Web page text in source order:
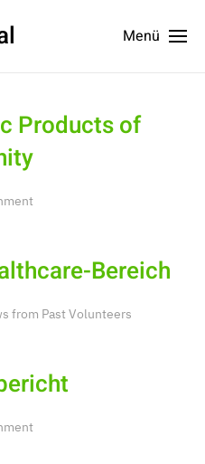
Menü
Products of
Bereich
from Past Volunteers